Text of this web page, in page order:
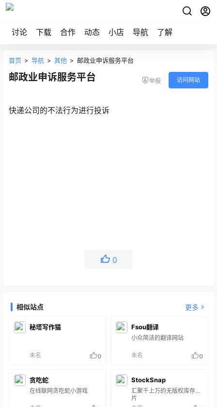
讨论 下载 合作 动态 小店 导航 了解
首页 > 导航 > 其他 > 邮政业申诉服务平台
邮政业申诉服务平台 举报 访问网站
快递公司的不法行为进行投诉
0
相似站点 更多
秘塔写作猫
未名 0
Fsou翻译
小众简洁的翻译网站
未名 0
贪吃蛇
在线联网贪吃蛇小游戏
StockSnap
汇聚千上万的无版权库存图
片